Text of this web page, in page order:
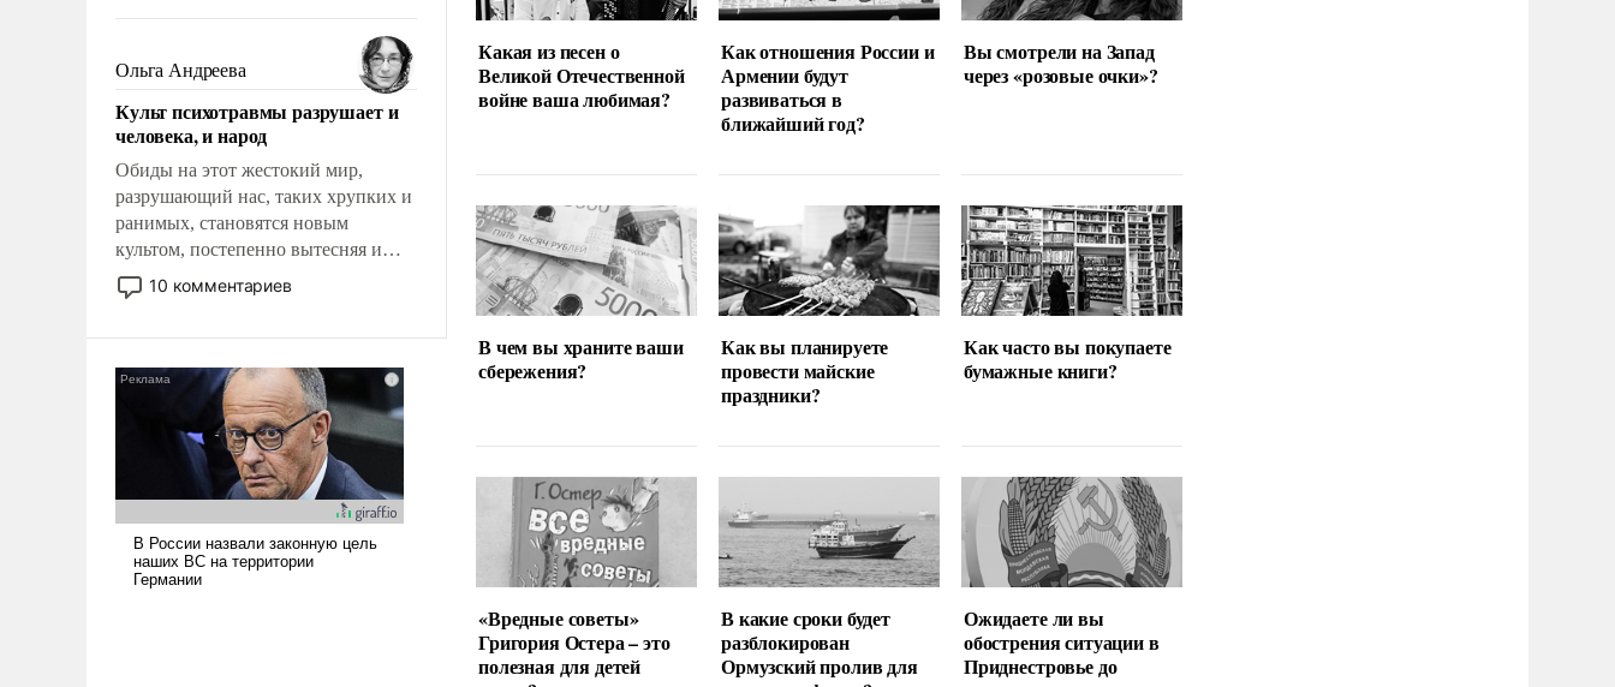
реализация радикально поднимет
наши боевые возможности.
Ольга Андреева
Культ психотравмы разрушает и
человека, и народ
Обиды на этот жестокий мир,
разрушающий нас, таких хрупких и
ранимых, становятся новым
культом, постепенно вытесняя и
отменяя традиционное требование к
человеку – быть мужественным и
слабым, идти вперед и
адаптироваться.
10 комментариев
Какая из песен о
Великой Отечественной
войне ваша любимая?
Как отношения России и
Армении будут
развиваться в
ближайший год?
Вы смотрели на Запад
через «розовые очки»?
В чем вы храните ваши
сбережения?
Как вы планируете
провести майские
праздники?
Как часто вы покупаете
бумажные книги?
«Вредные советы»
Григория Остера – это
полезная для детей
В какие сроки будет
разблокирован
Ормузский пролив для
Ожидаете ли вы
обострения ситуации в
Приднестровье до